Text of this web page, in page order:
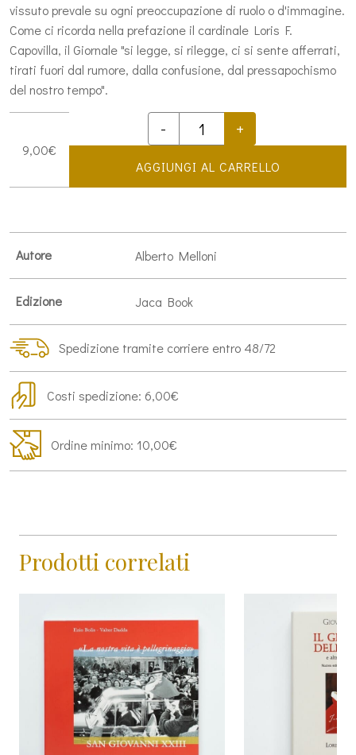
vissuto prevale su ogni preoccupazione di ruolo o d'immagine.
Come ci ricorda nella prefazione il cardinale Loris F.
Capovilla, il Giornale "si legge, si rilegge, ci si sente afferrati,
tirati fuori dal rumore, dalla confusione, dal pressapochismo
del nostro tempo".
9,00€
-
dell'anima
+
AGGIUNGI AL CARRELLO
Autore Alberto Melloni
Edizione Jaca Book
Spedizione tramite corriere entro 48/72
Costi spedizione: 6,00€
Ordine minimo: 10,00€
Prodotti correlati